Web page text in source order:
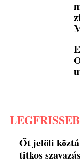
Őt jelöli
titkos